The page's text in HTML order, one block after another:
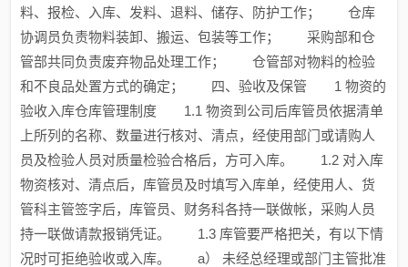
料、报检、入库、发料、退料、储存、防护工作； 仓库
协调员负责物料装卸、搬运、包装等工作； 采购部和仓
管部共同负责废弃物品处理工作； 仓管部对物料的检验
和不良品处置方式的确定； 四、验收及保管 1 物资的
验收入库仓库管理制度 1.1 物资到公司后库管员依据清单
上所列的名称、数量进行核对、清点，经使用部门或请购人
员及检验人员对质量检验合格后，方可入库。 1.2 对入库
物资核对、清点后，库管员及时填写入库单，经使用人、货
管科主管签字后，库管员、财务科各持一联做帐，采购人员
持一联做请款报销凭证。 1.3 库管要严格把关，有以下情
况时可拒绝验收或入库。 a） 未经总经理或部门主管批准